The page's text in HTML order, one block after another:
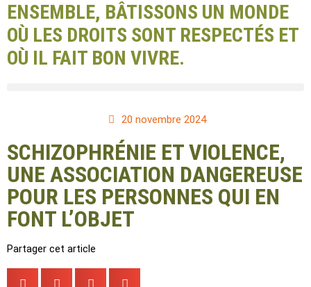
ENSEMBLE, BÂTISSONS UN MONDE
OÙ LES DROITS SONT RESPECTÉS ET
OÙ IL FAIT BON VIVRE.
20 novembre 2024
SCHIZOPHRÉNIE ET VIOLENCE,
UNE ASSOCIATION DANGEREUSE
POUR LES PERSONNES QUI EN
FONT L’OBJET
Partager cet article